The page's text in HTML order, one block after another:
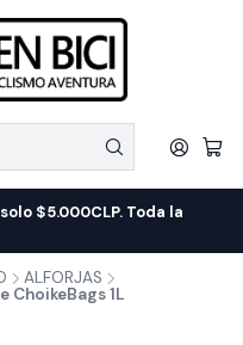
$5.000CLP. Toda la
ALFORJAS
ChoikeBags 1L